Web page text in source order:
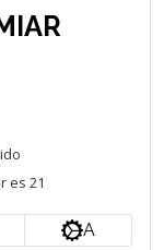
es 21
A